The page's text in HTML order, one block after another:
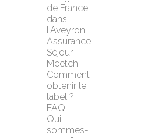
de France
dans
l'Aveyron
Assurance
Séjour
Meetch
Comment
obtenir le
label ?
FAQ
Qui
sommes-